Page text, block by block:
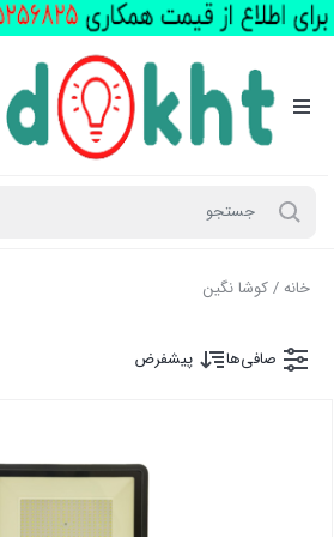
ماهسونیک جنس جدید با قیمت باور نکردنی
خانه/ کوشا نگين
صافی‌ها پیشفرض